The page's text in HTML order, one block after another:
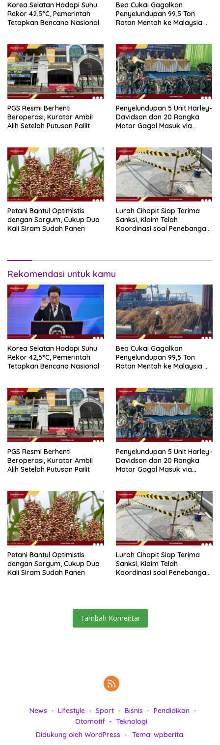
Korea Selatan Hadapi Suhu
Rekor 42,5°C, Pemerintah
Tetapkan Bencana Nasional
Bea Cukai Gagalkan
Penyelundupan 99,5 Ton
Rotan Mentah ke Malaysia di
PGS Resmi Berhenti
Beroperasi, Kurator Ambil
Alih Setelah Putusan Pailit
Penyelundupan 5 Unit Harley-
Davidson dan 20 Rangka
Motor Gagal Masuk via
Petani Bantul Optimistis
dengan Sorgum, Cukup Dua
Kali Siram Sudah Panen
Lurah Cihapit Siap Terima
Sanksi, Klaim Telah
Koordinasi soal Penebangan
Rekomendasi untuk kamu
Korea Selatan Hadapi Suhu
Rekor 42,5°C, Pemerintah
Tetapkan Bencana Nasional
Bea Cukai Gagalkan
Penyelundupan 99,5 Ton
Rotan Mentah ke Malaysia di
PGS Resmi Berhenti
Beroperasi, Kurator Ambil
Alih Setelah Putusan Pailit
Penyelundupan 5 Unit Harley-
Davidson dan 20 Rangka
Motor Gagal Masuk via
Petani Bantul Optimistis
dengan Sorgum, Cukup Dua
Kali Siram Sudah Panen
Lurah Cihapit Siap Terima
Sanksi, Klaim Telah
Koordinasi soal Penebangan
Tambah Komentar
News Lifestyle Sport Bisnis
Pendidikan
Otomotif
Teknologi
Didukung oleh WordPress
- Tema: wpberita.